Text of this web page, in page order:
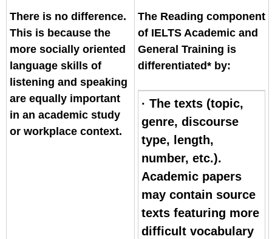
There is no difference.
This is because the
more socially oriented
language skills of
listening and speaking
are equally important
in an academic study
or workplace context.
The Reading component
of IELTS Academic and
General Training is
differentiated* by:
· The texts (topic,
genre, discourse
type, length,
number, etc.).
Academic papers
may contain source
texts featuring more
difficult vocabulary